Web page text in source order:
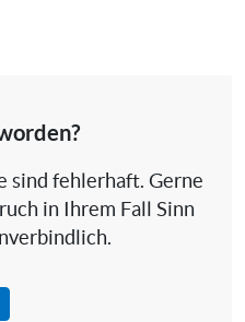
sind fehlerhaft. Gerne
in Ihrem Fall Sinn